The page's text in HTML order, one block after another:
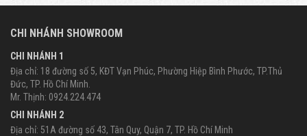
CHI NHÁNH SHOWROOM
CHI NHÁNH 1
Địa chỉ: 18 đường số 5, KĐT Vạn Phúc, Phường Hiệp Bình Phước, TP.Thủ
Đức, TP. Hồ Chí Minh.
Mr. Thịnh: 0924.224.474
CHI NHÁNH 2
Địa chỉ: 51A đường số 43, Tân Quy, Quận 7, TP. Hồ Chí Minh